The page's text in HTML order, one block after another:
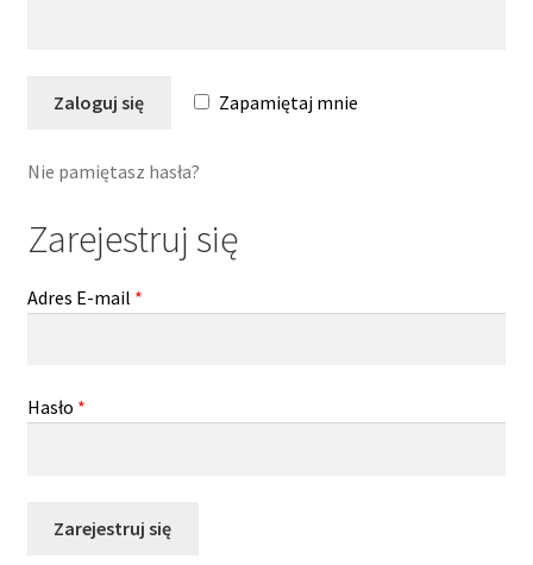
j
Zaloguj się Zapamiętaj mnie
Nie pamiętasz hasła?
Zarejestruj się
Adres E-mail *
Hasło *
Zarejestruj się